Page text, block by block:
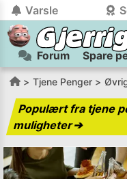
Varsle
Logg inn på
Du kan logge inn /
gjerrigknark.com ved å
Logg inn med Vipps
Send inn tips:
Har du et tips til meg? Jeg
flaxlodd!
Forum Spare
Tjene Penger
Populærtfratjene
muligheter➔